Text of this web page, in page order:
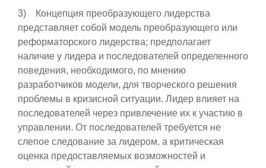
3) Концепция преобразующего лидерства
представляет собой модель преобразующего или
реформаторского лидерства; предполагает
наличие у лидера и последователей определенного
поведения, необходимого, по мнению
разработчиков модели, для творческого решения
проблемы в кризисной ситуации. Лидер влияет на
последователей через привлечение их к участию в
управлении. От последователей требуется не
слепое следование за лидером, а критическая
оценка предоставляемых возможностей и